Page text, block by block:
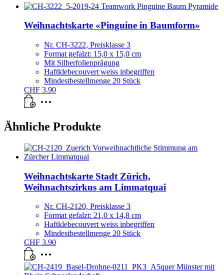
Weihnachtskarte «Pinguine in Baumform»
Nr. CH-3222, Preisklasse 3
Format gefalzt: 15,0 x 15,0 cm
Mit Silberfolienprägung
Haftklebecouvert weiss inbegriffen
Mindestbestellmenge 20 Stück
CHF 3.90
Ähnliche Produkte
Weihnachtskarte Stadt Zürich,
Weihnachtszirkus am Limmatquai
Nr. CH-2120, Preisklasse 3
Format gefalzt: 21,0 x 14,8 cm
Haftklebecouvert weiss inbegriffen
Mindestbestellmenge 20 Stück
CHF 3.90